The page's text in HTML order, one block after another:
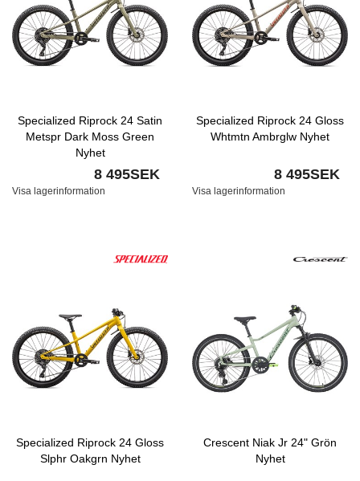
Specialized Riprock 24 Satin
Metspr Dark Moss Green
Nyhet
8 495SEK
Visa lagerinformation
Specialized Riprock 24 Gloss
Whtmtn Ambrglw Nyhet
8 495SEK
Visa lagerinformation
Specialized Riprock 24 Gloss
Slphr Oakgrn Nyhet
Crescent Niak Jr 24" Grön
Nyhet